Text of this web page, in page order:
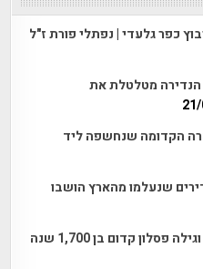
כפר גלעדי | נפתלי פורת ז"ל
הנדירה מטלטלת את
הקדומה שנחשפה ליד
שנעלמו מהארץ הושבו
קדום בן 1,700 שנה